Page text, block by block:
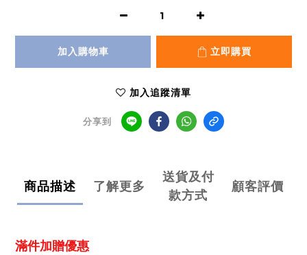
加入購物車 立即購買
加入追蹤清單
分享到
商品描述 了解更多
送貨及付
款方式
顧客評價
滿件加贈優惠